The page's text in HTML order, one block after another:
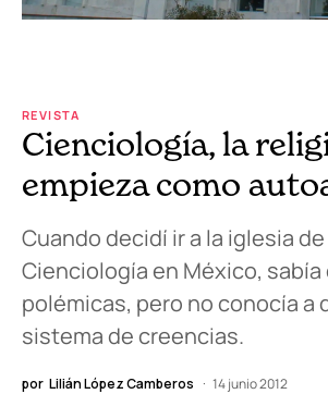
REVISTA
Cienciología, la
empieza como
Cuando decidí ir a la iglesia de
Cienciología en México, sabía
polémicas, pero no conocía a
sistema de creencias.
por Lilián López Camberos 14 junio 2012